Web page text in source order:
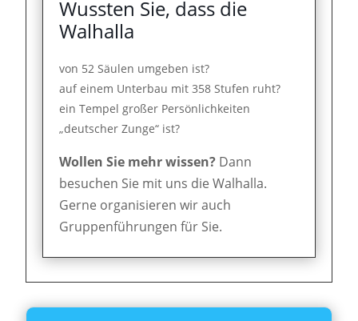
Wussten Sie, dass die
Walhalla
von 52 Säulen umgeben ist?
auf einem Unterbau mit 358 Stufen ruht?
ein Tempel großer Persönlichkeiten
„deutscher Zunge“ ist?
Wollen Sie mehr wissen? Dann
besuchen Sie mit uns die Walhalla.
Gerne organisieren wir auch
Gruppenführungen für Sie.